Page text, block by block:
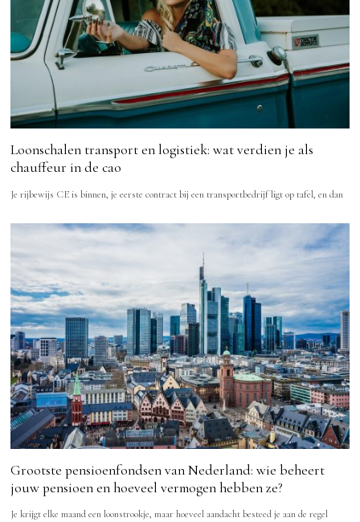
Loonschalen transport en logistiek: wat verdien je als
chauffeur in de cao
Je rijbewijs CE is binnen, je eerste contract bij een transportbedrijf ligt op tafel, en dan
Grootste pensioenfondsen van Nederland: wie beheert
jouw pensioen en hoeveel vermogen hebben ze?
Je krijgt elke maand een loonstrookje, maar hoeveel aandacht besteed je aan de regel